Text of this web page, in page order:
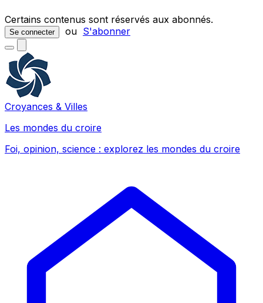
Certains contenus sont réservés aux abonnés.
Se connecter ou S'abonner
Croyances & Villes
Les mondes du croire
Foi, opinion, science : explorez les mondes du croire